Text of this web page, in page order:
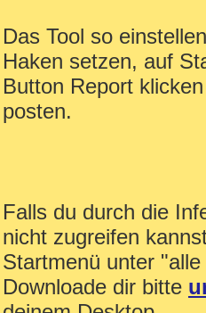
Das Tool so
Haken setzen, auf
Button Report
posten.
Falls du durch die
nicht zugreifen
Startmenü unter
Downloade dir bitte